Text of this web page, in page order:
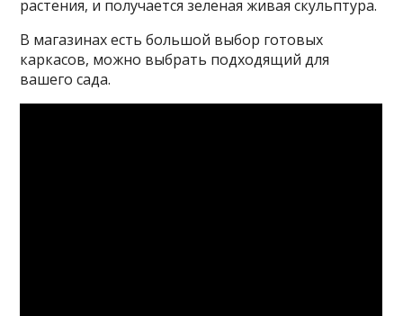
растения, и получается зеленая живая скульптура.
В магазинах есть большой выбор готовых
каркасов, можно выбрать подходящий для
вашего сада.